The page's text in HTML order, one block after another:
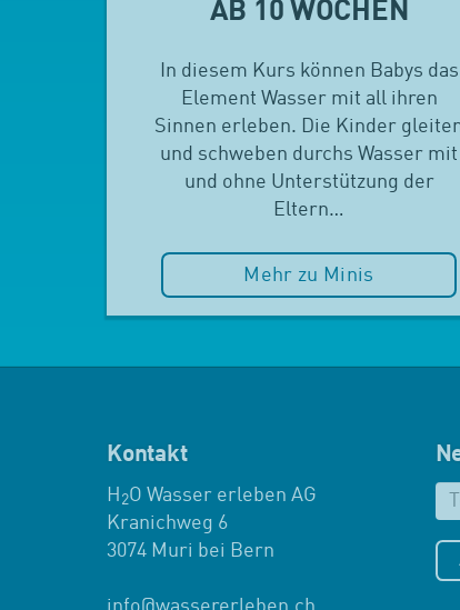
AB 10 WOCHEN
In diesem Kurs können Babys das
Element Wasser mit all ihren
Sinnen erleben. Die Kinder
und schweben durchs Wasser mit
und ohne Unterstützung der
Eltern…
Mehr zu Minis
Kontakt
H 2O Wasser erleben AG
Kranichweg 6
3074 Muri bei Bern